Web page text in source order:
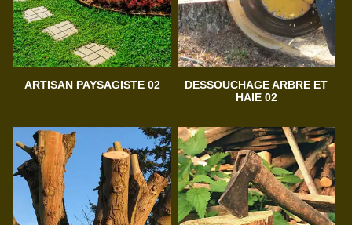
ARTISAN PAYSAGISTE 02
DESSOUCHAGE ARBRE ET
HAIE 02